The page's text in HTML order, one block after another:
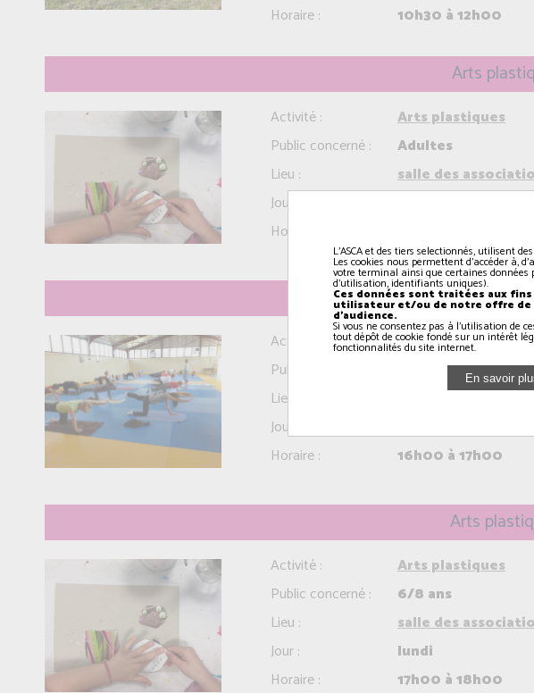
Horaire :
10h30 à 12h00
Arts
Activité :
Public concerné :
Lieu :
Jour :
Horaire :
Arts plastiques
Adultes
salle des
Activité :
Public concerné :
Lieu :
Jour :
Horaire :
Pilates
Adultes
16h00 à 17h00
Arts
Activité :
Public concerné :
Lieu :
Jour :
Horaire :
Arts plastiques
6/8 ans
salle des
lundi
17h00 à 18h00
L'ASCA et des tiers selectionnés, utilisent
Les cookies nous permettent d'accéder à,
votre terminal ainsi que certaines données
d'utilisation, identifiants uniques).
Ces données sont traitées aux
utilisateur et/ou de notre offre de
d'audience.
Si vous ne consentez pas à l'utilisation de
tout dépôt de cookie fondé sur un intérêt
fonctionnalités du site internet.